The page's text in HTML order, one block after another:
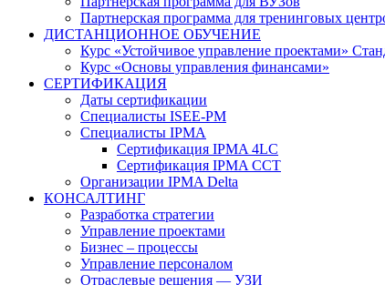
Партнерская программа для тренинговых
ДИСТАНЦИОННОЕ ОБУЧЕНИЕ
Курс «Устойчивое управление проектами»
Курс «Основы управления финансами»
СЕРТИФИКАЦИЯ
Даты сертификации
Специалисты ISEE-PM
Специалисты IPMA
Сертификация IPMA 4LC
Сертификация IPMA CCT
Организации IPMA Delta
КОНСАЛТИНГ
Разработка стратегии
Управление проектами
Бизнес – процессы
Управление персоналом
Отраслевые решения — УЗИ